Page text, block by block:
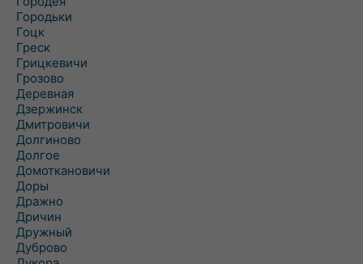
Городьки
Гоцк
Греск
Грицкевичи
Грозово
Деревная
Дзержинск
Дмитровичи
Долгиново
Долгое
Домоткановичи
Доры
Дражно
Дричин
Дружный
Дуброво